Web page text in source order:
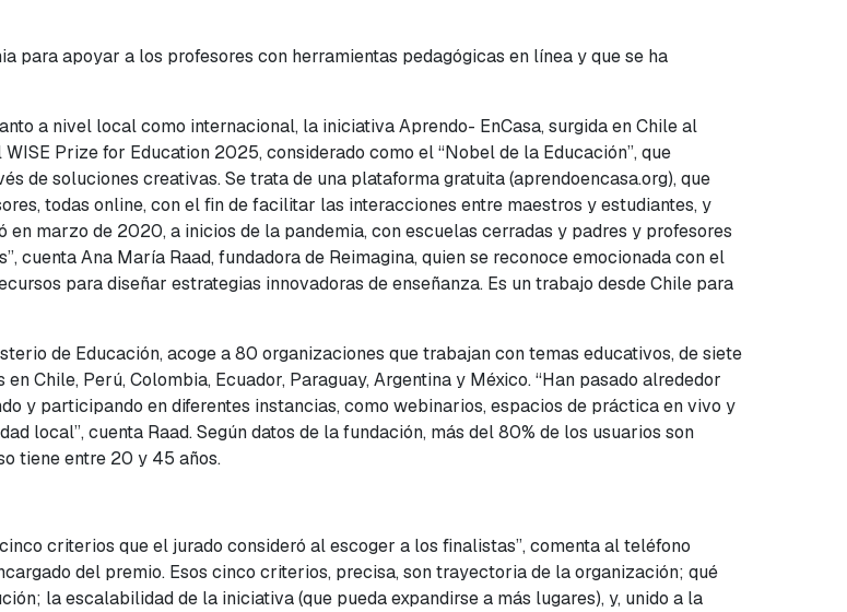
para apoyar a los profesores con herramientas pedagógicas en línea y que se ha
a nivel local como internacional, la iniciativa Aprendo- EnCasa, surgida en Chile al
Prize for Education 2025, considerado como el “Nobel de la Educación”, que
de soluciones creativas. Se trata de una plataforma gratuita (aprendoencasa.org), que
todas online, con el fin de facilitar las interacciones entre maestros y estudiantes, y
marzo de 2020, a inicios de la pandemia, con escuelas cerradas y padres y profesores
cuenta Ana María Raad, fundadora de Reimagina, quien se reconoce emocionada con el
para diseñar estrategias innovadoras de enseñanza. Es un trabajo desde Chile para
de Educación, acoge a 80 organizaciones que trabajan con temas educativos, de siete
Chile, Perú, Colombia, Ecuador, Paraguay, Argentina y México. “Han pasado alrededor
y participando en diferentes instancias, como webinarios, espacios de práctica en vivo y
local”, cuenta Raad. Según datos de la fundación, más del 80% de los usuarios son
tiene entre 20 y 45 años.
criterios que el jurado consideró al escoger a los finalistas”, comenta al teléfono
del premio. Esos cinco criterios, precisa, son trayectoria de la organización; qué
la escalabilidad de la iniciativa (que pueda expandirse a más lugares), y, unido a la